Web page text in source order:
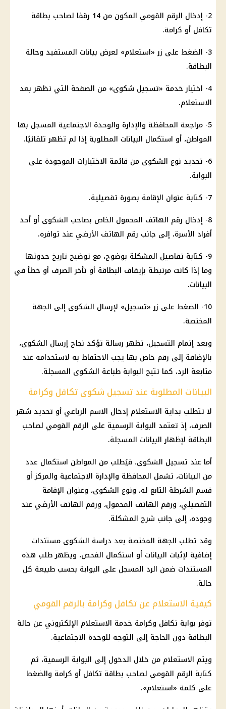
2- إدخال
الرقم القومي
المكون من 14 رقمًا لصاحب بطاقة
تكافل أو كرامة.
3- الضغط على زر «استعلام» لعرض بيانات المستفيد وحالة
البطاقة.
4- اختيار خدمة «تسجيل شكوى» من الصفحة التي تظهر بعد
الاستعلام.
5- مراجعة المحافظة والإدارة والوحدة الاجتماعية المسجل بها
المواطن، أو استكمال البيانات المطلوبة إذا لم تظهر تلقائيًا.
6- تحديد نوع الشكوى من قائمة الاختيارات الموجودة على
البوابة.
7- كتابة عنوان الإقامة بصورة تفصيلية.
8- إدخال رقم الهاتف المحمول الخاص بصاحب الشكوى أو أحد
أفراد الأسرة، إلى جانب رقم الهاتف الأرضي عند توافره.
9- كتابة تفاصيل المشكلة بوضوح، مع توضيح تاريخ حدوثها
وما إذا كانت مرتبطة بإيقاف البطاقة أو تأخر الصرف أو خطأ في
البيانات.
10- الضغط على زر «تسجيل» لإرسال الشكوى إلى الجهة
المختصة.
وبعد إتمام التسجيل، تظهر رسالة تؤكد نجاح إرسال الشكوى،
بالإضافة إلى رقم خاص بها يجب الاحتفاظ به لاستخدامه عند
متابعة الرد، كما تتيح البوابة طباعة الشكوى المسجلة.
البيانات المطلوبة عند تسجيل شكوى تكافل وكرامة
لا تتطلب بداية الاستعلام إدخال الاسم الرباعي أو تحديد شهر
الصرف، إذ تعتمد البوابة الرسمية على الرقم القومي لصاحب
البطاقة لإظهار البيانات المسجلة.
أما عند تسجيل الشكوى، فيُطلب من المواطن استكمال عدد
من البيانات، تشمل المحافظة والإدارة الاجتماعية والمركز أو
قسم الشرطة التابع له، ونوع الشكوى، وعنوان الإقامة
التفصيلي، ورقم الهاتف المحمول، ورقم الهاتف الأرضي عند
وجوده، إلى جانب شرح المشكلة.
وقد تطلب الجهة المختصة بعد دراسة الشكوى مستندات
إضافية لإثبات البيانات أو استكمال الفحص، ويظهر طلب هذه
المستندات ضمن الرد المسجل على البوابة بحسب طبيعة كل
حالة.
كيفية الاستعلام عن تكافل وكرامة بالرقم القومي
توفربوابة تكافل وكرامة خدمة الاستعلام الإلكتروني عن حالة
البطاقة دون الحاجة إلى التوجه للوحدة الاجتماعية.
ويتم الاستعلام من خلال الدخول إلى البوابة الرسمية، ثم
كتابة الرقم القومي لصاحب بطاقة تكافل أو كرامة والضغط
على كلمة «استعلام».